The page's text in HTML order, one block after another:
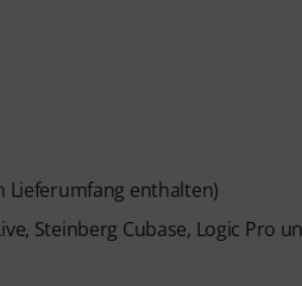
Lieferumfang enthalten)
Steinberg Cubase, Logic Pro